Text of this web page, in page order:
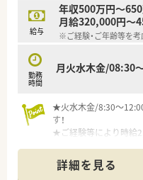
給与
年収500万円～
月給320,000円～
※ご経験・ご年齢等を
勤務
時間
月火水木金/08:30
★火水木金/8:30～
す！
★ご経験等により時給
★土日祝月がお休みで
み重視の方にもピッタ
詳細を見る